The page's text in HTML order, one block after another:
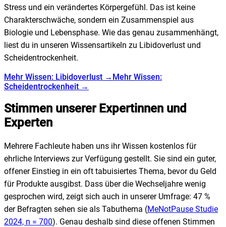
Stress und ein verändertes Körpergefühl. Das ist keine
Charakterschwäche, sondern ein Zusammenspiel aus
Biologie und Lebensphase. Wie das genau zusammenhängt,
liest du in unseren Wissensartikeln zu Libidoverlust und
Scheidentrockenheit.
Mehr Wissen: Libidoverlust → Mehr Wissen:
Scheidentrockenheit →
Stimmen unserer Expertinnen und
Experten
Mehrere Fachleute haben uns ihr Wissen kostenlos für
ehrliche Interviews zur Verfügung gestellt. Sie sind ein guter,
offener Einstieg in ein oft tabuisiertes Thema, bevor du Geld
für Produkte ausgibst. Dass über die Wechseljahre wenig
gesprochen wird, zeigt sich auch in unserer Umfrage: 47 %
der Befragten sehen sie als Tabuthema (MeNotPause Studie
2024, n = 700). Genau deshalb sind diese offenen Stimmen